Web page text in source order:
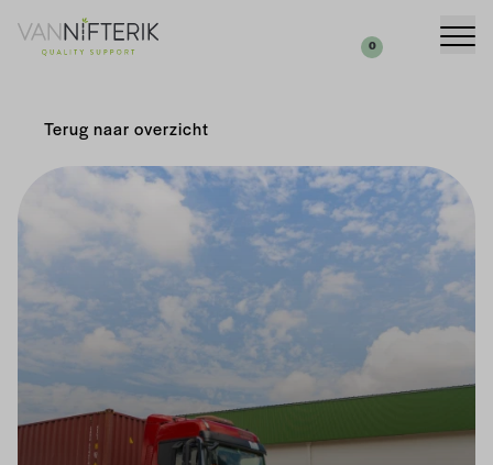
Uw aanvraag
0 Zoeken
Terug naar overzicht